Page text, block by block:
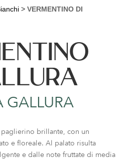
> VERMENTINO DI
brillante, con un
e floreale. Al palato risulta
e dalle note fruttate di media